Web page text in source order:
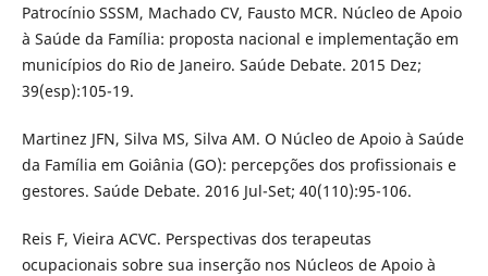
Patrocínio SSSM, Machado CV, Fausto MCR. Núcleo de Apoio
à Saúde da Família: proposta nacional e implementação em
municípios do Rio de Janeiro. Saúde Debate. 2015 Dez;
39(esp):105-19.
Martinez JFN, Silva MS, Silva AM. O Núcleo de Apoio à Saúde
da Família em Goiânia (GO): percepções dos profissionais e
gestores. Saúde Debate. 2016 Jul-Set; 40(110):95-106.
Reis F, Vieira ACVC. Perspectivas dos terapeutas
ocupacionais sobre sua inserção nos Núcleos de Apoio à